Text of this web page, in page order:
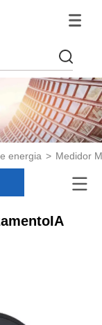
energia > Medidor